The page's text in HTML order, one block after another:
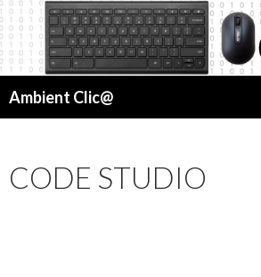
Ambient Clic@
CODE STUDIO